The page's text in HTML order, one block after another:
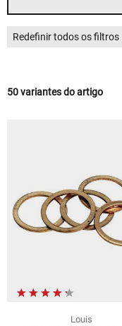
Redefinir todos os filtros
50 variantes do artigo
Louis